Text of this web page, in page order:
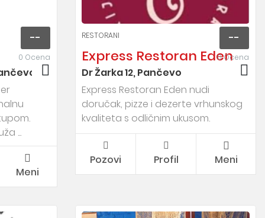
--
0 Ocena
...
Meni
--
0 Ocena
RESTORANI
Express Restoran Eden
Dr Žarka 12, Pančevo
Express Restoran Eden nudi
doručak, pizze i dezerte vrhunskog
kvaliteta s odličnim ukusom.
Pozovi Profil Meni